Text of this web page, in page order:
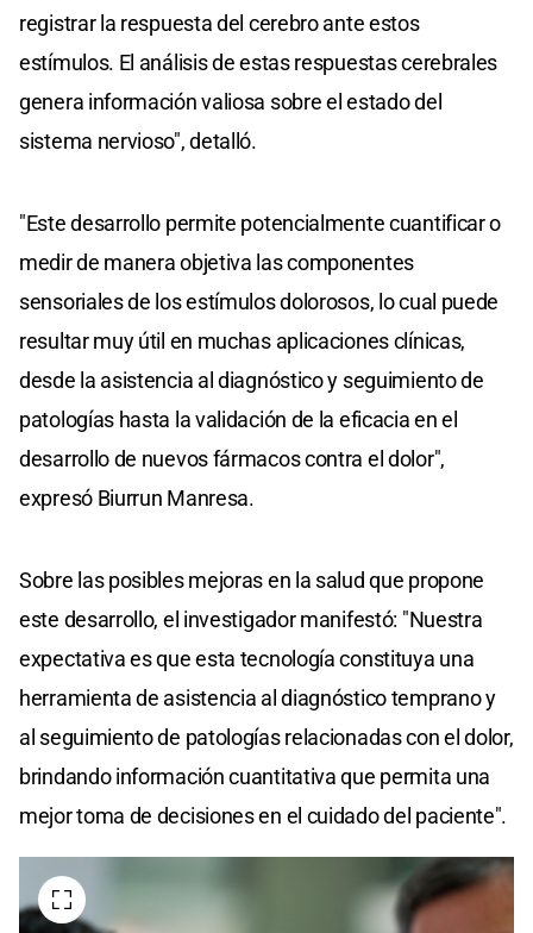
registrar la respuesta del cerebro ante estos
estímulos. El análisis de estas respuestas cerebrales
genera información valiosa sobre el estado del
sistema nervioso", detalló.
"Este desarrollo permite potencialmente cuantificar o
medir de manera objetiva las componentes
sensoriales de los estímulos dolorosos, lo cual puede
resultar muy útil en muchas aplicaciones clínicas,
desde la asistencia al diagnóstico y seguimiento de
patologías hasta la validación de la eficacia en el
desarrollo de nuevos fármacos contra el dolor",
expresó Biurrun Manresa.
Sobre las posibles mejoras en la salud que propone
este desarrollo, el investigador manifestó: "Nuestra
expectativa es que esta tecnología constituya una
herramienta de asistencia al diagnóstico temprano y
al seguimiento de patologías relacionadas con el dolor,
brindando información cuantitativa que permita una
mejor toma de decisiones en el cuidado del paciente".